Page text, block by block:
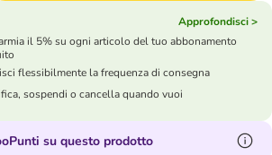
Approfondisci >
il 5% su ogni articolo del tuo abbonamento
flessibilmente la frequenza di consegna
sospendi o cancella quando vuoi
su questo prodotto